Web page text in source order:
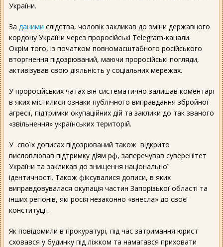
України.
За даними слідства, чоловік закликав до зміни державного
кордону України через проросійські Telegram-канали.
Окрім того, із початком повномасштабного російського
вторгнення підозрюваний, маючи проросійські погляди,
активізував свою діяльність у соціальних мережах.
У проросійських чатах він систематично залишав коментарі
в яких містилися ознаки публічного виправдання збройної
агресії, підтримки окупаційних дій та заклики до так званого
«звільнення» українських територій.
У своїх дописах підозрюваний також відкрито
висловлював підтримку діям рф, заперечував суверенітет
України та закликав до знищення національної
ідентичності. Також фіксувалися дописи, в яких
виправдовувалася окупація частин Запорізької області та
інших регіонів, які росія незаконно «внесла» до своєї
конституції.
Як повідомили в прокуратурі, під час затримання юрист
сховався у будинку під ліжком та намагався приховати